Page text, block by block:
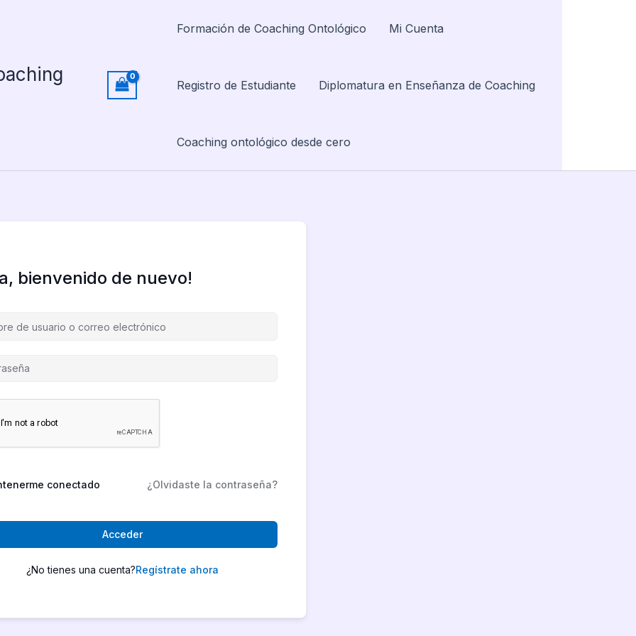
Formación de Coaching Ontológico Mi Cuenta
Registro de Estudiante Diplomatura en Enseñanza de Coaching
Coaching ontológico desde cero
bienvenido de nuevo!
conectado ¿Olvidaste la contraseña?
Acceder
¿No tienes una cuenta?Regístrate ahora